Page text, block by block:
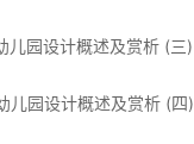
儿园设计概述及赏析 (三)
儿园设计概述及赏析 (四)